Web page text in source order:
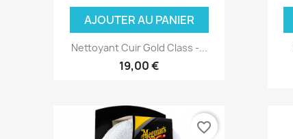
AJOUTER AU PANIER
Nettoyant Cuir Gold Class -...
19,00 €
favorite_border